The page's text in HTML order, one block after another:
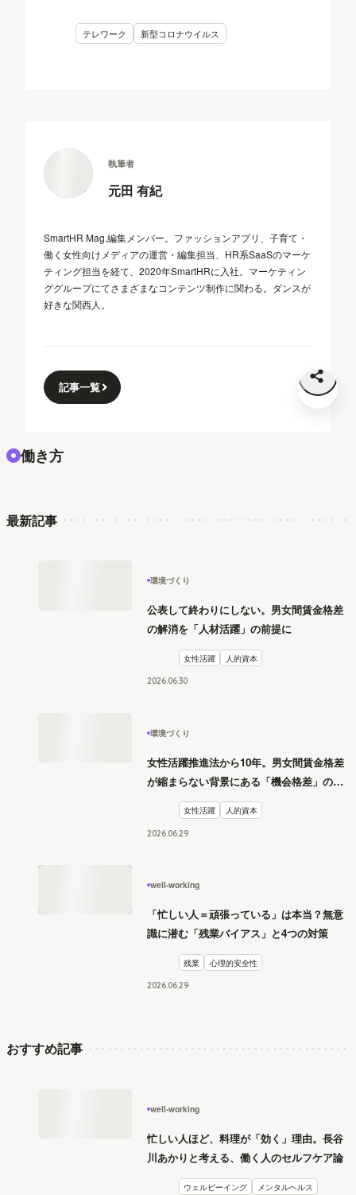
テレワーク 新型コロナウイルス
執筆者
元田 有紀
SmartHR Mag.編集メンバー。ファッションアプリ、子育て・
働く女性向けメディアの運営・編集担当、HR系SaaSのマーケ
ティング担当を経て、2020年SmartHRに入社。マーケティン
ググループにてさまざまなコンテンツ制作に関わる。ダンスが
好きな関西人。
記事一覧
働き方
最新記事
環境づくり
公表して終わりにしない。男女間賃金格差
の解消を「人材活躍」の前提に
女性活躍 人的資本
2026.0630
環境づくり
女性活躍推進法から10年。男女間賃金格差
が縮まらない背景にある「機会格差」の構
女性活躍 人的資本
2026 0629
well-working
「忙しい人＝頑張っている」は本当？無意
識に潜む「残業バイアス」と4つの対策
残業 心理的安全性
2026.0629
おすすめ記事
well-working
忙しい人ほど、料理が「効く」理由。長谷
川あかりと考える、働く人のセルフケア論
ウェルビーイング メンタルヘルス